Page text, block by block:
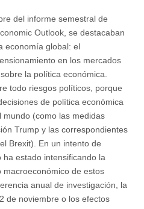
del informe semestral de
Outlook, se destacaban
economía global: el
en los mercados
la política económica.
todo riesgos políticos, porque
de política económica
(como las medidas
Trump y las correspondientes
Brexit). En un intento de
estado intensificando la
macroeconómico de estos
anual de investigación, la
de noviembre o los efectos